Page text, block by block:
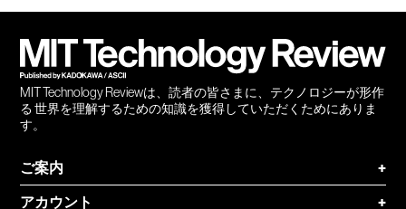
MIT Technology Reviewは、読者の皆さまに、テクノロジーが形作
る 世界を理解するための知識を獲得していただくためにありま
す。
ご案内
+
アカウント
+